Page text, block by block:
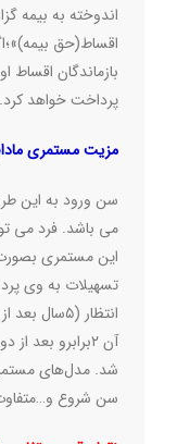
اندوخته به بیمه
بازماندگان اقساط
پرداخت خواهد کرد.
مزیت مستمری
این مستمری بصورت
انتظار
شد. مدل‌های
سن شروع